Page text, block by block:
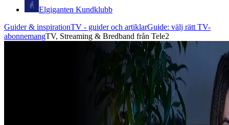
Elgiganten Kundklubb
Guider & inspirationTV - guider och artiklarGuide: välj rätt TV-
abonnemangTV, Streaming & Bredband från Tele2